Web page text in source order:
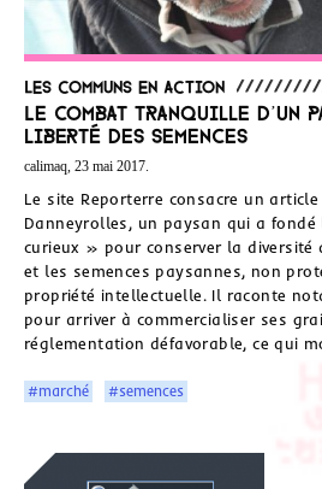
Les communs en action
Le combat tranquille d’un
liberté des semences
calimaq, 23 mai 2017.
Le site Reporterre consacre un
Danneyrolles, un paysan qui a fondé
curieux » pour conserver la diversité
et les semences paysannes, non
propriété intellectuelle. Il raconte
pour arriver à commercialiser ses
réglementation défavorable, ce qui
#marché #semences